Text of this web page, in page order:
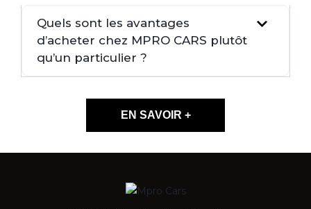
Quels sont les avantages
d’acheter chez MPRO CARS plutôt
qu’un particulier ?
EN SAVOIR +